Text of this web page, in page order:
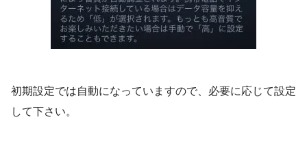
初期設定では自動になっていますので、必要に応じて設定
して下さい。